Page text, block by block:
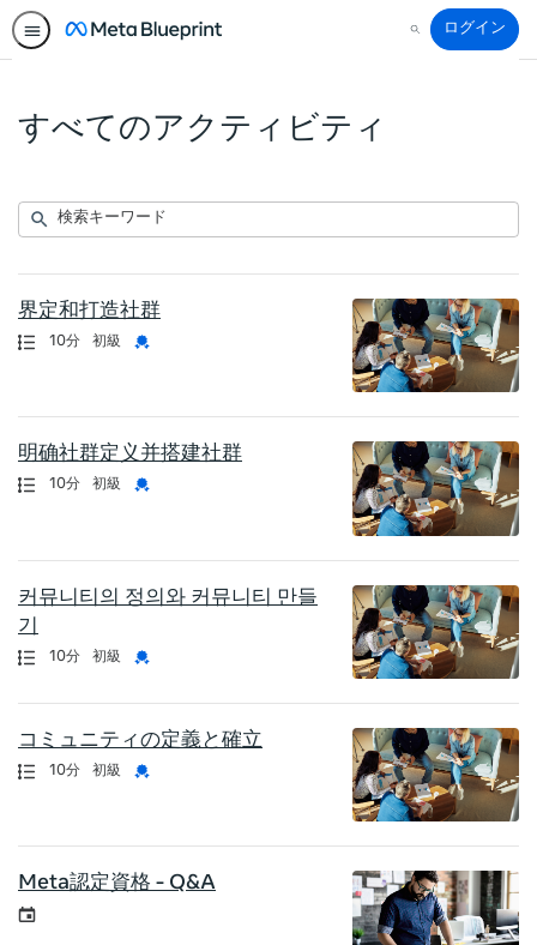
検
ログイン
すべてのアクティビティ
535
が
戻
た
検
キ
ー
ワ
送
信
界定和打造社群
認定資格
長さ 10分 初級
資格証明書
明确社群定义并搭建社群
認定資格
長さ 10分 初級
資格証明書
커뮤니티의 정의와 커뮤니티 만들
기
認定資格
長さ 10分 初級
資格証明書
コミュニティの定義と確立
認定資格
長さ 10分 初級
資格証明書
Meta認定資格 - Q&A
イベント